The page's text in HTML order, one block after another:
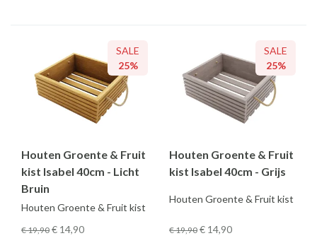
SALE
25%
Houten Groente & Fruit
kist Isabel 40cm - Licht
Bruin
Houten Groente & Fruit kist
€ 19,90 € 14,90
SALE
25%
Houten Groente & Fruit
kist Isabel 40cm - Grijs
Houten Groente & Fruit kist
€ 19,90 € 14,90